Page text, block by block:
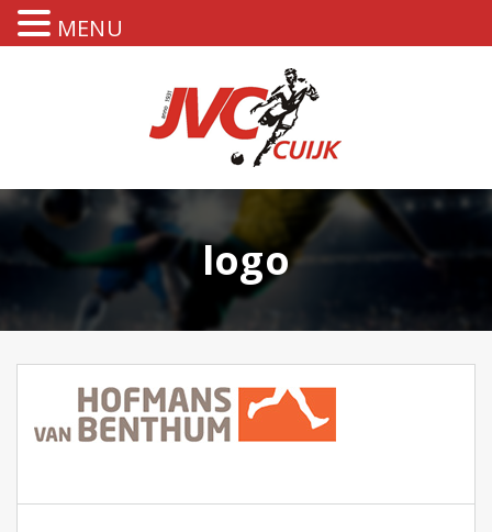
logo
MENU